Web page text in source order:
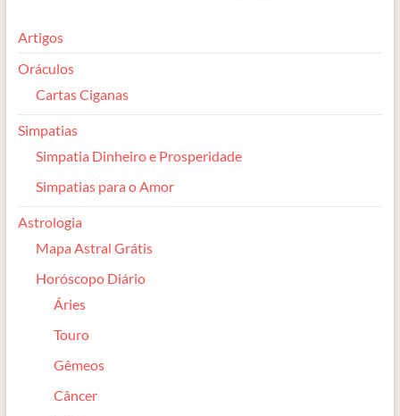
Artigos
Oráculos
Cartas Ciganas
Simpatias
Simpatia Dinheiro e Prosperidade
Simpatias para o Amor
Astrologia
Mapa Astral Grátis
Horóscopo Diário
Áries
Touro
Gêmeos
Câncer